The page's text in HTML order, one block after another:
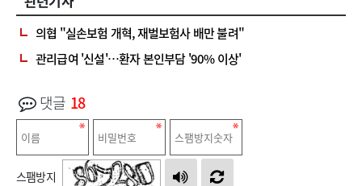
의협 "실손보험 개혁, 재벌보험사 배만 불려"
관리급여 '신설'…환자 본인부담 '90% 이상'
댓글 18
스팸방지